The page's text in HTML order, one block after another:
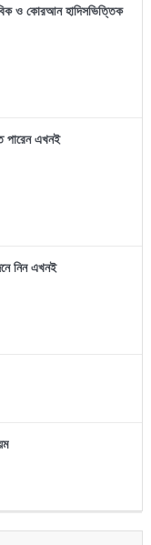
ও কোরআন হাদিসভিত্তিক
পারেন এখনই
নিন এখনই